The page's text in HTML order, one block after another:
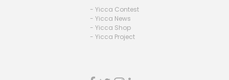
- Yicca Contest
- Yicca News
- Yicca Shop
- Yicca Project